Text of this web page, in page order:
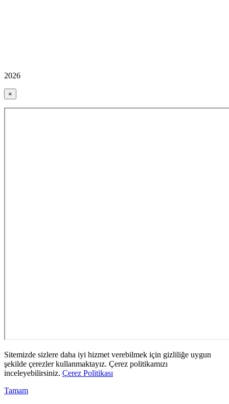
2026
×
Sitemizde sizlere daha iyi hizmet verebilmek için gizliliğe uygun
şekilde çerezler kullanmaktayız. Çerez politikamızı
inceleyebilirsiniz. Çerez Politikası
Tamam